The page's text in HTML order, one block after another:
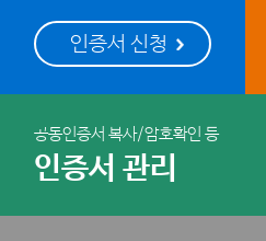
공동인증서 복사/암호확인 등
인증서 관리